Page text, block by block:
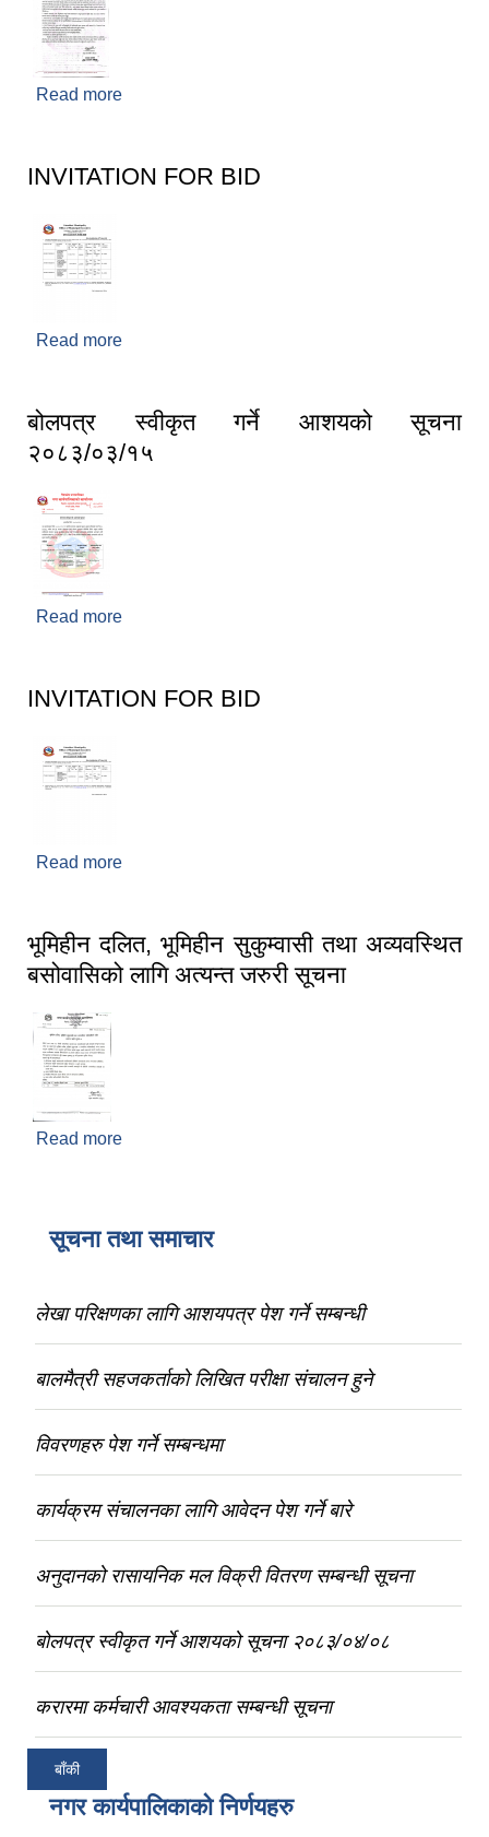
Read more
INVITATION FOR BID
Read more
बोलपत्र स्वीकृत गर्ने आशयको सूचना
२०८३/०३/१५
Read more
INVITATION FOR BID
Read more
भूमिहीन दलित, भूमिहीन सुकुम्वासी तथा अव्यवस्थित
बसोवासिको लागि अत्यन्त जरुरी सूचना
Read more
सूचना तथा समाचार
लेखा परिक्षणका लागि आशयपत्र पेश गर्ने सम्बन्धी
बालमैत्री सहजकर्ताको लिखित परीक्षा संचालन हुने
विवरणहरु पेश गर्ने सम्बन्धमा
कार्यक्रम संचालनका लागि आवेदन पेश गर्ने बारे
अनुदानको रासायनिक मल विक्री वितरण सम्बन्धी सूचना
बोलपत्र स्वीकृत गर्ने आशयको सूचना २०८३/०४/०८
करारमा कर्मचारी आवश्यकता सम्बन्धी सूचना
बाँकी
नगर कार्यपालिकाको निर्णयहरु